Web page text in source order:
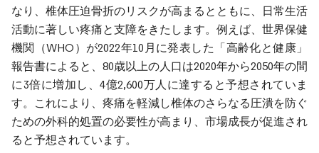
なり、椎体圧迫骨折のリスクが高まるとともに、日常生活
活動に著しい疼痛と支障をきたします。例えば、世界保健
機関（WHO）が2022年10月に発表した「高齢化と健康」
報告書によると、80歳以上の人口は2020年から2050年の間
に3倍に増加し、4億2,600万人に達すると予想されていま
す。これにより、疼痛を軽減し椎体のさらなる圧潰を防ぐ
ための外科的処置の必要性が高まり、市場成長が促進され
ると予想されています。